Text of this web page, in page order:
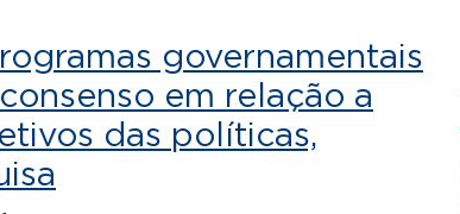
governamentais
em relação a
das políticas,